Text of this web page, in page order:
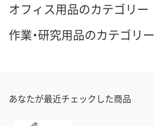
オフィス用品のカテゴリー
作業・研究用品のカテゴリー
あなたが最近チェックした商品